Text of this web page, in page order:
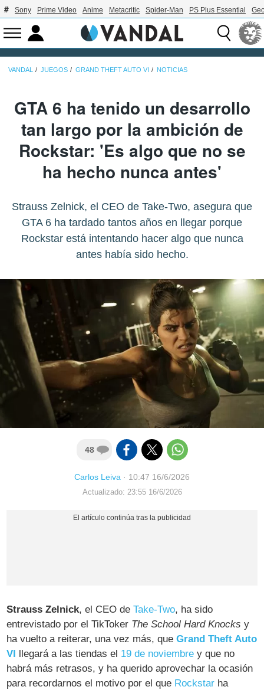
Sony Prime Video Anime Metacritic Spider-Man PS Plus Essential
VANDAL JUEGOS GRAND THEFT AUTO VI NOTICIAS
GTA 6 ha tenido un desarrollo
tan largo por la ambición de
Rockstar: 'Es algo que no se
ha hecho nunca antes'
Strauss Zelnick, el CEO de Take-Two, asegura que
GTA 6 ha tardado tantos años en llegar porque
Rockstar está intentando hacer algo que nunca
antes había sido hecho.
48
Carlos Leiva · 10:47 16/6/2026
Actualizado: 23:55 16/6/2026
Strauss Zelnick, el CEO deTake-Two, ha sido
entrevistado por el TikToker The School Hard Knocks y
ha vuelto a reiterar, una vez más, queGrand Theft Auto
VI llegará a las tiendas el 19 de noviembre y que no
habrá más retrasos, y ha querido aprovechar la ocasión
para recordarnos el motivo por el que Rockstar ha